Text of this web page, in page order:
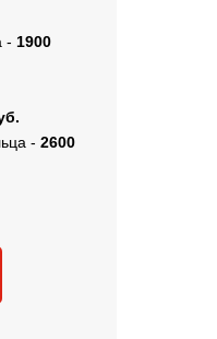
- 1900
- 2600